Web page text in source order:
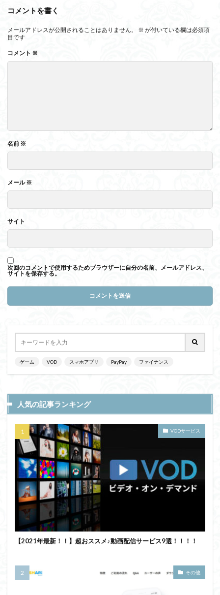
コメントを書く
メールアドレスが公開されることはありません。 ※ が付いている欄は必須項
目です
コメント ※
名前 ※
メール※
サイト
次回のコメントで使用するためブラウザーに自分の名前、メールアドレス、
サイトを保存する。
ゲーム VOD スマホアプリ PayPay ファイナンス
人気の記事ランキング
VODサービス
【2021年最新！！】超おススメ♪動画配信サービス9選！！！！
その他